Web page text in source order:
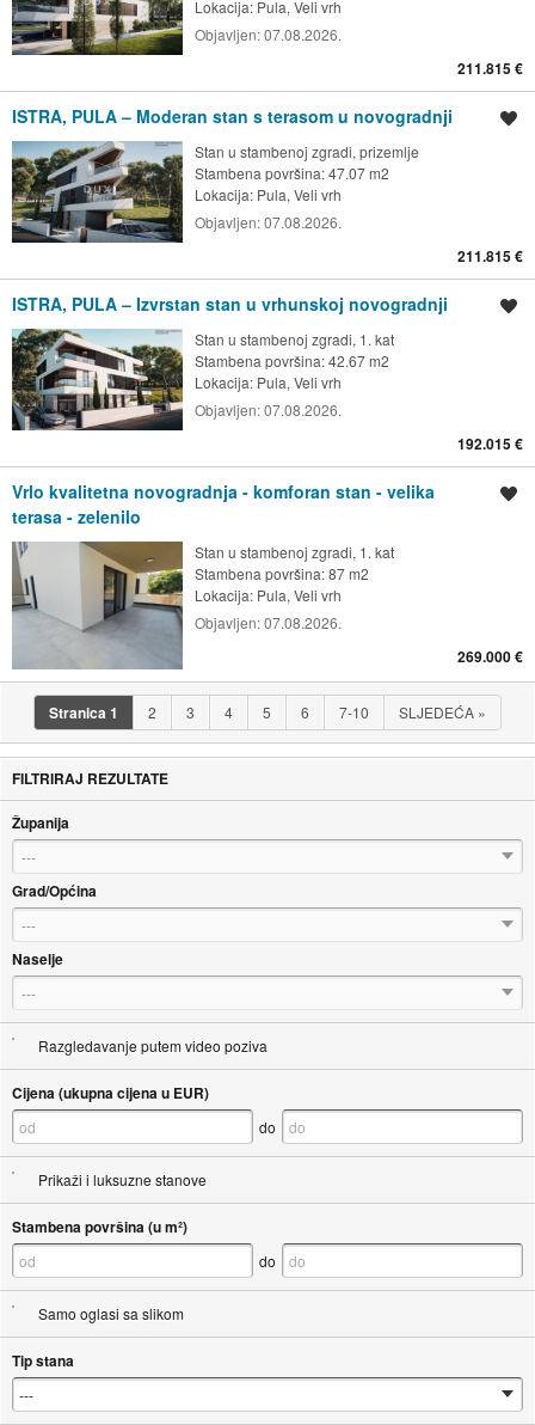
Lokacija: Pula, Veli vrh
Objavljen:07.08.2026.
211.815 €
ISTRA, PULA – Moderan stan s terasom u novogradnji
Stan u stambenoj zgradi, prizemlje
Stambena površina: 47.07 m2
Lokacija: Pula, Veli vrh
Objavljen:07.08.2026.
211.815 €
ISTRA, PULA – Izvrstan stan u vrhunskoj novogradnji
Stan u stambenoj zgradi, 1. kat
Stambena površina: 42.67 m2
Lokacija: Pula, Veli vrh
Objavljen:07.08.2026.
192.015 €
Vrlo kvalitetna novogradnja - komforan stan - velika
terasa - zelenilo
Stan u stambenoj zgradi, 1. kat
Stambena površina: 87 m2
Lokacija: Pula, Veli vrh
Objavljen:07.08.2026.
269.000 €
Stranica 1 2 3 4 5 6 7-10 SLJEDEĆA »
FILTRIRAJ REZULTATE
Županija
---
Grad/Općina
---
Naselje
---
Razgledavanje putem video poziva
Cijena (ukupna cijena u EUR)
do
Prikaži i luksuzne stanove
Stambena površina (u m²)
do
Samo oglasi sa slikom
Tip stana